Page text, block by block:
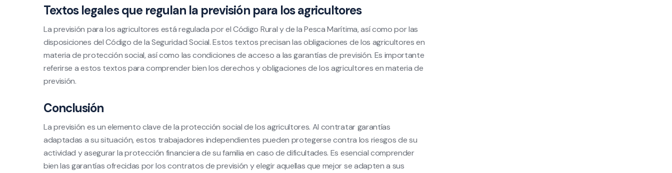
Textos legales que regulan la previsión para los agricultores
La previsión para los agricultores está regulada por el Código Rural y de la Pesca Marítima, así como por las
disposiciones del Código de la Seguridad Social. Estos textos precisan las obligaciones de los agricultores en
materia de protección social, así como las condiciones de acceso a las garantías de previsión. Es importante
referirse a estos textos para comprender bien los derechos y obligaciones de los agricultores en materia de
previsión.
Conclusión
La previsión es un elemento clave de la protección social de los agricultores. Al contratar garantías
adaptadas a su situación, estos trabajadores independientes pueden protegerse contra los riesgos de su
actividad y asegurar la protección financiera de su familia en caso de dificultades. Es esencial comprender
bien las garantías ofrecidas por los contratos de previsión y elegir aquellas que mejor se adapten a sus